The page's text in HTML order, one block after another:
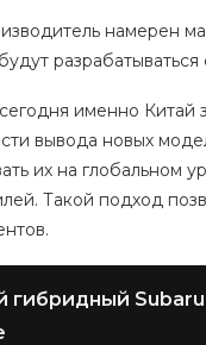
намерен
именно Китай
вывода новых
их на глобальном
Такой подход
гибридный